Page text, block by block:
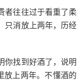
者往往过于看重了柔
只消放上两年，历经
你找到好酒了，说明
放上两年。不懂酒的